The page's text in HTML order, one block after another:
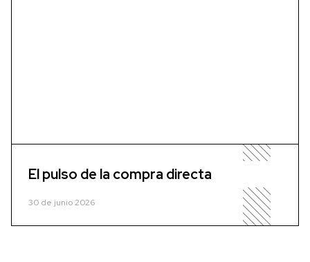
El pulso de la compra directa
30 de junio 2026